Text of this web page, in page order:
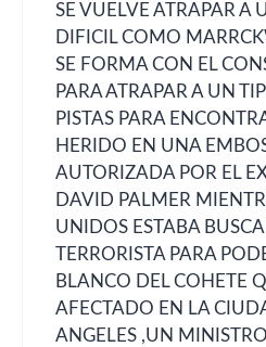
SE VUELVE ATRAPAR A
DIFICIL COMO
SE FORMA CON EL
PARA ATRAPAR A UN
PISTAS PARA
HERIDO EN UNA
AUTORIZADA POR EL
DAVID PALMER
UNIDOS ESTABA
TERRORISTA PARA
BLANCO DEL COHETE
AFECTADO EN LA
ANGELES ,UN